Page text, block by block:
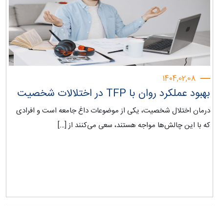
1404,02,08
بهبود عملکرد روان با TFP در اختلالات شخصیت
درمان اختلال شخصیت، یکی از موضوعات داغ جامعه است و افرادی
که با این چالش‌ها مواجه هستند، سعی می‌کنند از […]